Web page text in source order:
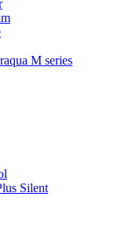
M series
Silent